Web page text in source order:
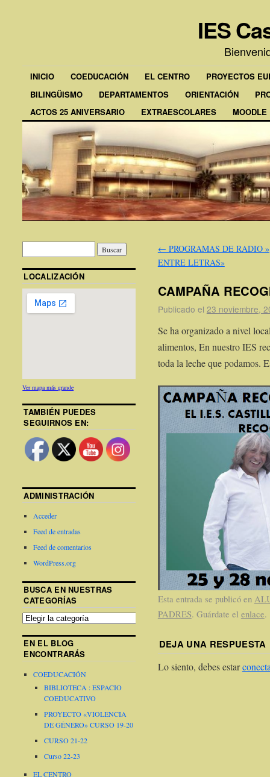
IES
INICIO COEDUCACIÓN EL CENTRO
PROYECTOS
BILINGÜISMO
DEPARTAMENTOS ORIENTACIÓN
ACTOS 25 ANIVERSARIO
EXTRAESCOLARES MOODLE
← PROGRAMAS DE RADIO »
ENTRE LETRAS»
CAMPAÑA
Publicado el 23 noviembre,
Se ha organizado a nivel
alimentos, En nuestro IES
toda la leche que podamos.
Esta entrada se publicó en
PADRES. Guárdate el enlace.
DEJA UNA RESPUESTA
Lo siento, debes estar
LOCALIZACIÓN
Ver mapa más grande
TAMBIÉN PUEDES
SEGUIRNOS EN:
ADMINISTRACIÓN
Acceder
Feed de entradas
Feed de comentarios
WordPress.org
BUSCA EN NUESTRAS
CATEGORÍAS
EN EL BLOG
ENCONTRARÁS
COEDUCACIÓN
BIBLIOTECA : ESPACIO
COEDUCATIVO
PROYECTO «VIOLENCIA
DE GÉNERO» CURSO 19-20
CURSO 21-22
Curso 22-23
EL CENTRO